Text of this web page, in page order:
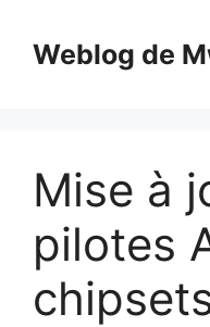
contenuWeblog de
Mise à
pilotes